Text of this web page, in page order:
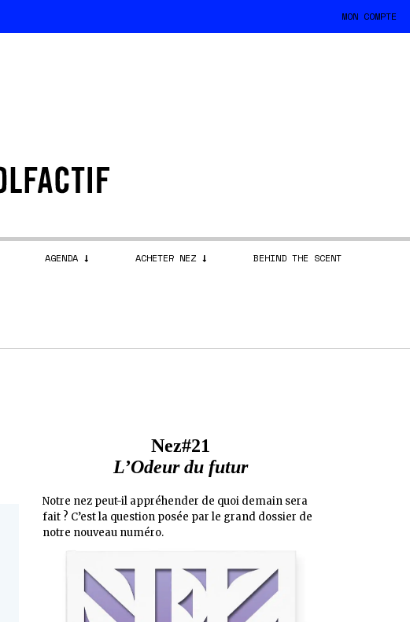
MON COMPTE
AGENDA ACHETER NEZ BEHIND THE SCENT
Nez#21
L’Odeur du futur
Notre nez peut-il appréhender de quoi demain sera
fait ? C’est la question posée par le grand dossier de
notre nouveau numéro.